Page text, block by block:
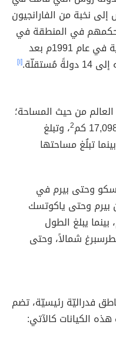
نخبة من الفارانجيون
حكمهم في المنطقة في
1991م بعد
مُستقلّة. [١]
من حيث المساحة؛
2، وتبلغ
تبلُغ مساحتها
وحتى بيرم في
1,186.96 كم، ومن بيرم وحتى ياكوتسك
الشرقي 3,887.67 كم، بينما يبلغ الطول
شمالاً، وحتى
فدراليّة رئيسيّة، تضم